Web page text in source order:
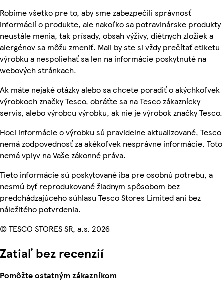
Robíme všetko pre to, aby sme zabezpečili správnosť
informácií o produkte, ale nakoľko sa potravinárske produkty
neustále menia, tak prísady, obsah výživy, diétnych zložiek a
alergénov sa môžu zmeniť. Mali by ste si vždy prečítať etiketu
výrobku a nespoliehať sa len na informácie poskytnuté na
webových stránkach.
Ak máte nejaké otázky alebo sa chcete poradiť o akýchkoľvek
výrobkoch značky Tesco, obráťte sa na Tesco zákaznícky
servis, alebo výrobcu výrobku, ak nie je výrobok značky Tesco.
Hoci informácie o výrobku sú pravidelne aktualizované, Tesco
nemá zodpovednosť za akékoľvek nesprávne informácie. Toto
nemá vplyv na Vaše zákonné práva.
Tieto informácie sú poskytované iba pre osobnú potrebu, a
nesmú byť reprodukované žiadnym spôsobom bez
predchádzajúceho súhlasu Tesco Stores Limited ani bez
náležitého potvrdenia.
© TESCO STORES SR, a.s. 2026
Zatiaľ bez recenzií
Pomôžte ostatným zákazníkom